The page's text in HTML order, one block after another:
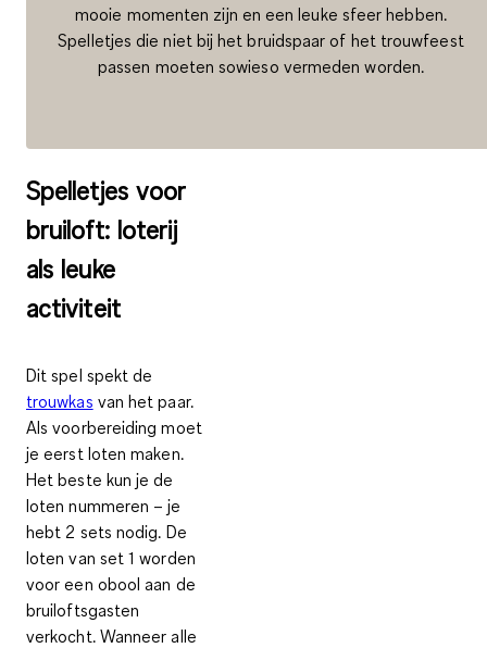
mooie momenten zijn en een leuke sfeer hebben.
Spelletjes die niet bij het bruidspaar of het trouwfeest
passen moeten sowieso vermeden worden.
Spelletjes voor
bruiloft: loterij
als leuke
activiteit
Dit spel spekt de
trouwkas van het paar.
Als voorbereiding moet
je eerst loten maken.
Het beste kun je de
loten nummeren – je
hebt 2 sets nodig. De
loten van set 1 worden
voor een obool aan de
bruiloftsgasten
verkocht. Wanneer alle